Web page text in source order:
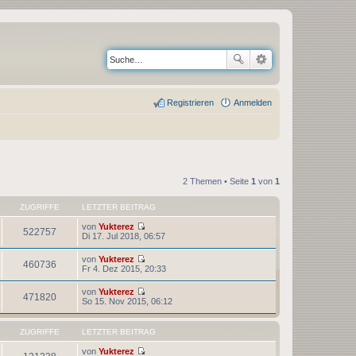
Anmelden
Registrieren
2 Themen • Seite 1 von 1
ZUGRIFFE LETZTER BEITRAG
522757 von Yukterez
N
s
t
r
e
i
t
Di 17. Jul 2018, 06:57
460736 von Yukterez
N
s
t
e
r
B
Fr 4. Dez 2015, 20:33
471820 von Yukterez
N
e
u
e
s
So 15. Nov 2015, 06:12
ZUGRIFFE LETZTER BEITRAG
von Yukterez